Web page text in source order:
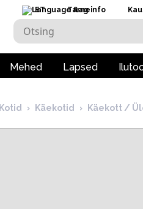
ET Tarneinfo
Mehed Lapsed
Kotid › Käekotid › Käekott /